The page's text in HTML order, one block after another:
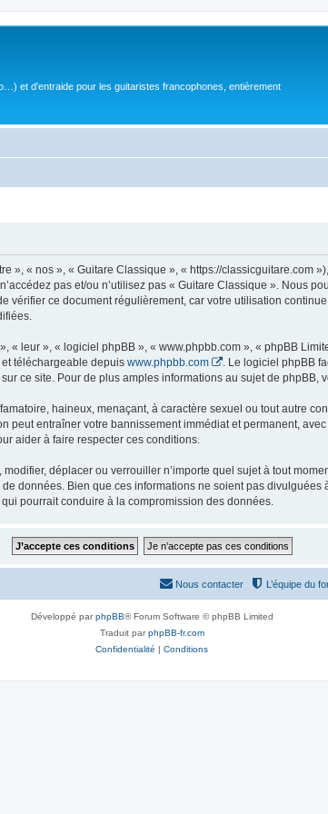
et d'entraide pour les guitaristes francophones, entièrement
», « nos », « Guitare Classique », « https://classicguitare.com
pas et/ou n’utilisez pas « Guitare Classique ». Nous
vérifier ce document régulièrement, car votre utilisation
« leur », « logiciel phpBB », « www.phpbb.com », « phpBB
téléchargeable depuis www.phpbb.com
. Le logiciel phpBB
ce site. Pour de plus amples informations au sujet de phpBB,
haineux, menaçant, à caractère sexuel ou tout autre
entraîner votre bannissement immédiat et permanent,
aider à faire respecter ces conditions.
déplacer ou verrouiller n’importe quel sujet à tout
données. Bien que ces informations ne soient pas
pourrait conduire à la compromission des données.
L’équipe du
Nous contacter
Développé parphpBB® Forum Software © phpBB Limited
Traduit parphpBB-fr.com
Confidentialité | Conditions